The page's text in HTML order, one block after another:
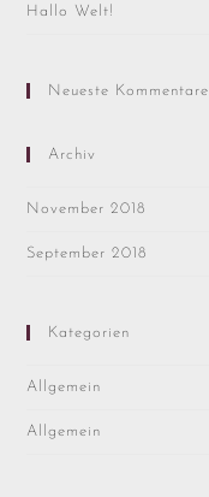
Hallo Welt!
Neueste Kommentare
Archiv
November 2018
September 2018
Kategorien
Allgemein
Allgemein